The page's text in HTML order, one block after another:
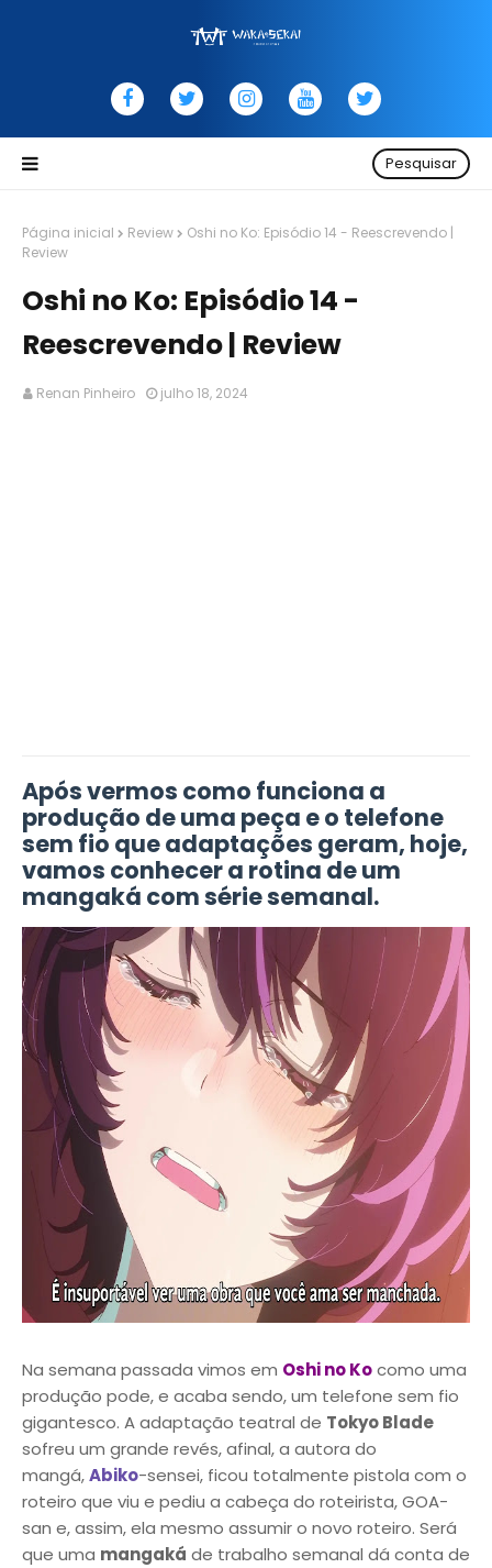
Pesquisar
Página inicial Review
Oshi no Ko: Episódio 14 - Reescrevendo |
Review
Oshi no Ko: Episódio 14 -
Reescrevendo | Review
Renan Pinheiro julho 18, 2024
Após vermos como funciona a
produção de uma peça e o telefone
sem fio que adaptações geram, hoje,
vamos conhecer a rotina de um
mangaká com série semanal.
Na semana passada vimos em Oshi no Kocomo uma
produção pode, e acaba sendo, um telefone sem fio
gigantesco. A adaptação teatral de Tokyo Blade
sofreu um grande revés, afinal, a autora do
mangá,Abiko-sensei, ficou totalmente pistola com o
roteiro que viu e pediu a cabeça do roteirista, GOA-
san e, assim, ela mesmo assumir o novo roteiro. Será
que uma mangaká de trabalho semanal dá conta de